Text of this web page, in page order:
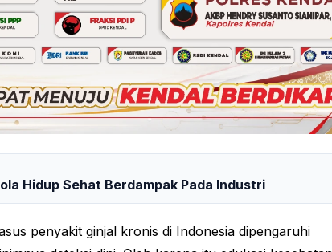
Hidup Sehat Berdampak Pada Industri
penyakit ginjal kronis di Indonesia dipengaruhi